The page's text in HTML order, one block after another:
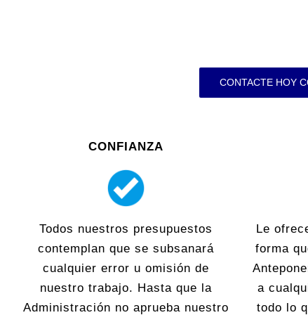
CONTACTE HOY
CONFIANZA
Todos nuestros presupuestos
contemplan que se subsanará
cualquier error u omisión de
nuestro trabajo. Hasta que la
Administración no aprueba nuestro
Le
forma
a
todo lo